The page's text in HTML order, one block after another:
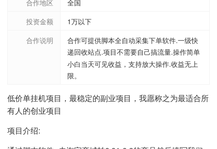
合作地区
全国
投资金额
1万以下
合作说明
合作可提供脚本全自动采集下单软件.一级快
递回收站点.项目不需要自己搞流量.操作简单
小白当天可见收益，支持放大操作.收益无上
限。
低价单挂机项目，最稳定的副业项目，我愿称之为最适合所
有人的创业项目
项目介绍: